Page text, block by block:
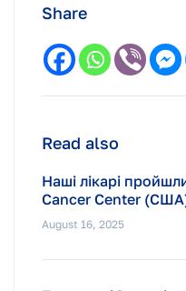
Share
Read also
Наші лікарі
Cancer Center
August 16, 2025